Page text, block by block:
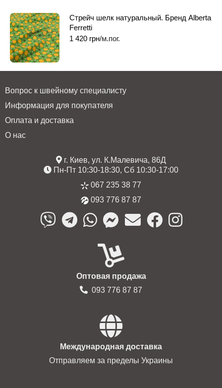
Стрейч шелк натуральный. Бренд Alberta
Ferretti
1 420 грн/м.пог.
Вопрос к швейному специалисту
Информация для покупателя
Оплата и доставка
О нас
г. Киев, ул. К.Малевича, 86Д
Пн-Пт 10:30-18:30, Сб 10:30-17:00
067 235 38 77
093 776 87 87
Оптовая продажа
093 776 87 87
Международная доставка
Отправляем за пределы Украины